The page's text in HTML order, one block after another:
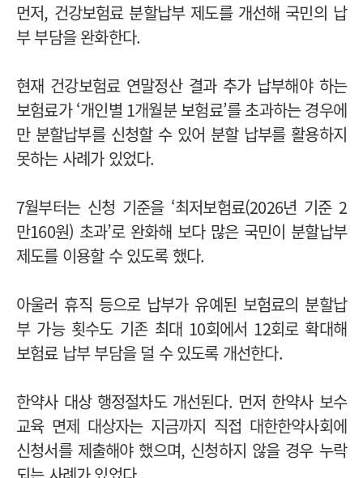
먼저, 건강보험료 분할납부 제도를 개선해 국민의 납
부 부담을 완화한다.
현재 건강보험료 연말정산 결과 추가 납부해야 하는
보험료가 ‘개인별 1개월분 보험료’를 초과하는 경우에
만 분할납부를 신청할 수 있어 분할 납부를 활용하지
못하는 사례가 있었다.
7월부터는 신청 기준을 ‘최저보험료(2026년 기준 2
만160원) 초과’로 완화해 보다 많은 국민이 분할납부
제도를 이용할 수 있도록 했다.
아울러 휴직 등으로 납부가 유예된 보험료의 분할납
부 가능 횟수도 기존 최대 10회에서 12회로 확대해
보험료 납부 부담을 덜 수 있도록 개선한다.
한약사 대상 행정절차도 개선된다. 먼저 한약사 보수
교육 면제 대상자는 지금까지 직접 대한한약사회에
신청서를 제출해야 했으며, 신청하지 않을 경우 누락